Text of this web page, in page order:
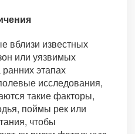
вблизи известных
или уязвимых
этапах
исследования,
такие факторы,
поймы рек или
чтобы